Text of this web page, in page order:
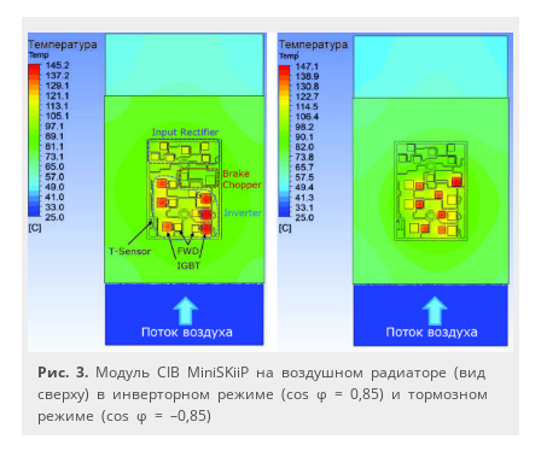
Рис. 3. Модуль CIB MiniSKiiP на воздушном радиаторе (вид
сверху) в инверторном режиме (cos φ = 0,85) и тормозном
режиме (cos φ = –0,85)